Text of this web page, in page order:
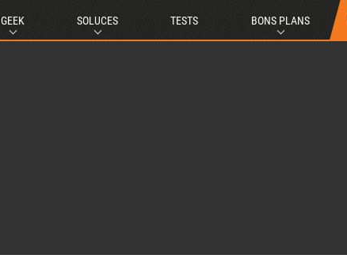
GEEK SOLUCES TESTS BONS PLANS